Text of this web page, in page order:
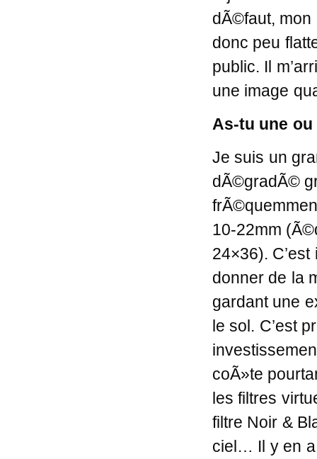
dÃ©faut,
donc peu
public. Il
une image
As-tu une
Je suis un
dÃ©gradÃ©
10-22mm
24×36).
donner de la
gardant une
le sol. C’est
coÃ»te
les filtres
filtre Noir &
ciel… Il y en a